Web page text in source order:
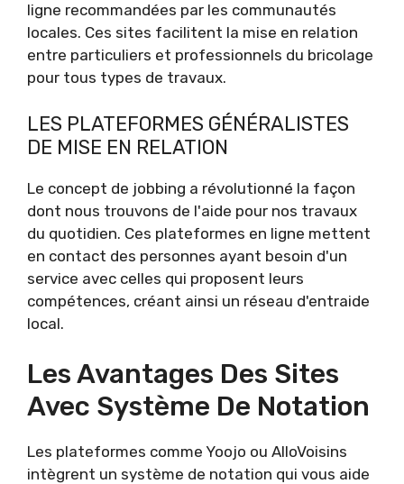
ligne recommandées par les communautés
locales. Ces sites facilitent la mise en relation
entre particuliers et professionnels du bricolage
pour tous types de travaux.
LES PLATEFORMES GÉNÉRALISTES
DE MISE EN RELATION
Le concept de jobbing a révolutionné la façon
dont nous trouvons de l'aide pour nos travaux
du quotidien. Ces plateformes en ligne mettent
en contact des personnes ayant besoin d'un
service avec celles qui proposent leurs
compétences, créant ainsi un réseau d'entraide
local.
Les Avantages Des Sites
Avec Système De Notation
Les plateformes comme Yoojo ou AlloVoisins
intègrent un système de notation qui vous aide